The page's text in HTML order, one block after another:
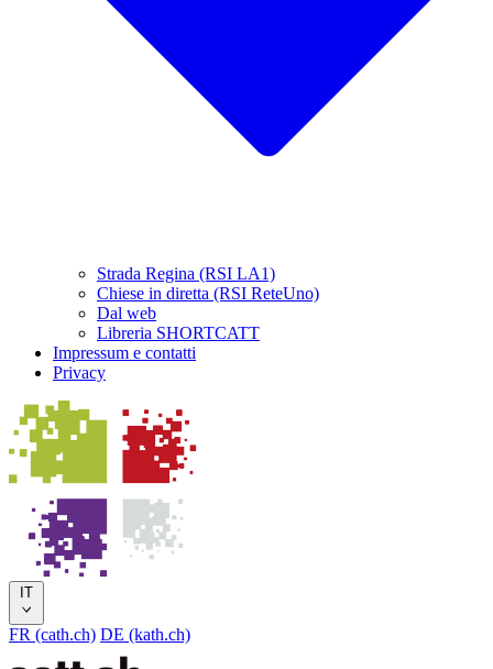
Strada Regina (RSI LA1)
Chiese in diretta (RSI ReteUno)
Dal web
Libreria SHORTCATT
Impressum e contatti
Privacy
IT
FR (cath.ch) DE (kath.ch)